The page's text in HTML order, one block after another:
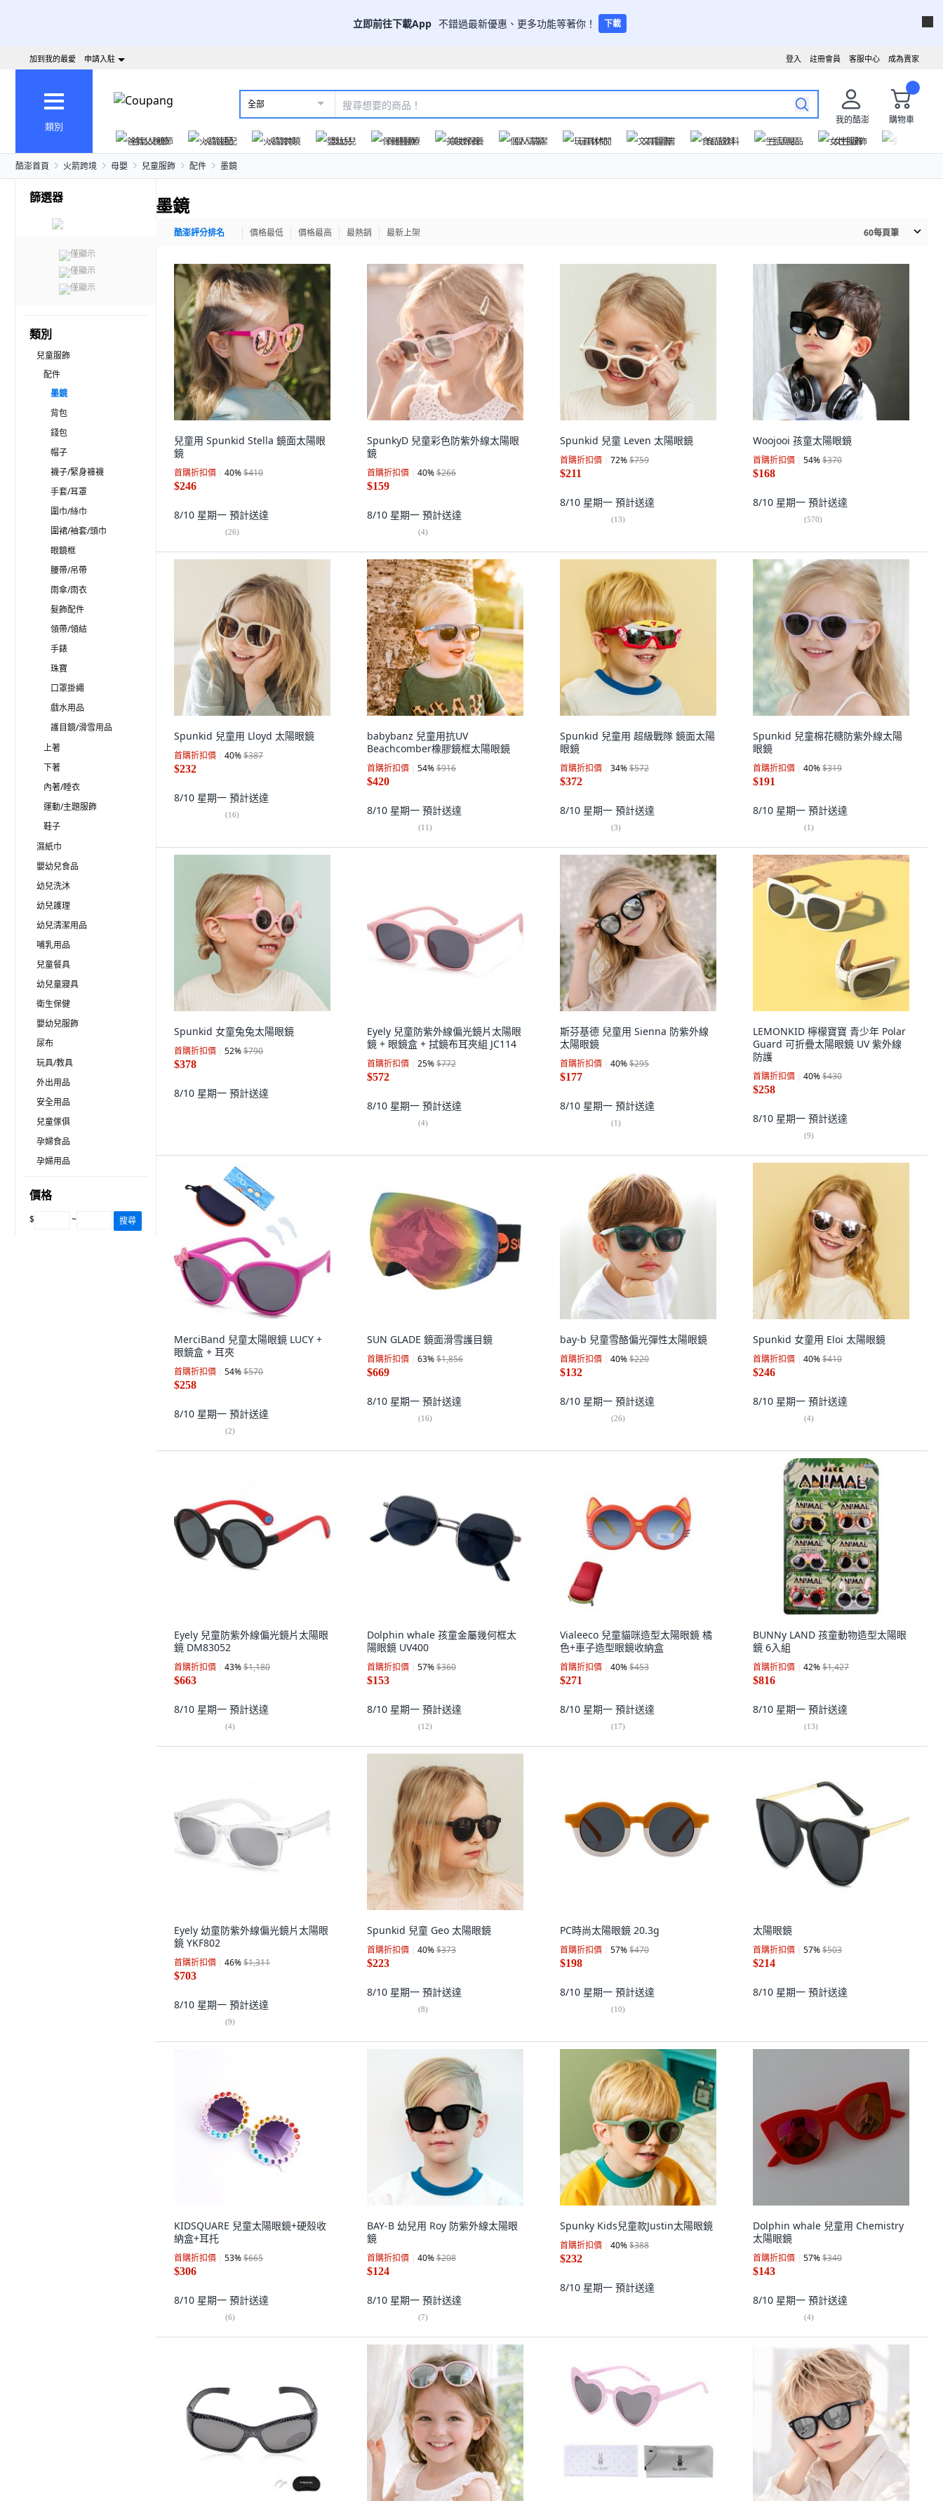
立即前往下載App 不錯過最新優惠、更多功能等著你！ 下載
成為賣家
客服中心
註冊會員
登入
加到我的最愛 申請入駐
類別
全部
我的酷澎
購物車
爸氣父親節
火箭速配 火箭跨境 嬰幼兒 保健醫療 美妝保養 個人清潔 玩具休閒 文具圖書 食品飲料 生活用品 女性服飾
酷澎首頁 火箭跨境 母嬰 兒童服飾 配件 墨鏡
篩選器
僅顯示
僅顯示
僅顯示
類別
兒童服飾
配件
墨鏡
背包
錢包
帽子
襪子/緊身褲襪
手套/耳罩
圍巾/絲巾
圍裙/袖套/頭巾
眼鏡框
腰帶/吊帶
雨傘/雨衣
髮飾配件
領帶/領結
手錶
珠寶
口罩掛繩
戲水用品
護目鏡/滑雪用品
上著
下著
內著/睡衣
運動/主題服飾
鞋子
濕紙巾
嬰幼兒食品
幼兒洗沐
幼兒護理
幼兒清潔用品
哺乳用品
兒童餐具
幼兒童寢具
衛生保健
嬰幼兒服飾
尿布
玩具/教具
外出用品
安全用品
兒童傢俱
孕婦食品
孕婦用品
價格
$ ~ 搜尋
墨鏡
酷澎評分排名 價格最低 價格最高 最熱銷 最新上架 60每頁筆
兒童用 Spunkid Stella 鏡面太陽眼
鏡
首購折扣價 40%$410
$246
8/10 星期一 預計送達
(26)
SpunkyD 兒童彩色防紫外線太陽眼
鏡
首購折扣價 40%$266
$159
8/10 星期一 預計送達
(4)
Spunkid 兒童 Leven 太陽眼鏡
首購折扣價 72%$759
$211
8/10 星期一 預計送達
(13)
Woojooi 孩童太陽眼鏡
首購折扣價 54%$370
$168
8/10 星期一 預計送達
(570)
Spunkid 兒童用 Lloyd 太陽眼鏡
首購折扣價 40%$387
$232
8/10 星期一 預計送達
(16)
babybanz 兒童用抗UV
Beachcomber橡膠鏡框太陽眼鏡
首購折扣價 54%$916
$420
8/10 星期一 預計送達
(11)
Spunkid 兒童用 超級戰隊 鏡面太陽
眼鏡
首購折扣價 34%$572
$372
8/10 星期一 預計送達
(3)
Spunkid 兒童棉花糖防紫外線太陽
眼鏡
首購折扣價 40%$319
$191
8/10 星期一 預計送達
(1)
Spunkid 女童兔兔太陽眼鏡
首購折扣價 52%$790
$378
8/10 星期一 預計送達
Eyely 兒童防紫外線偏光鏡片太陽眼
鏡 + 眼鏡盒 + 拭鏡布耳夾組 JC114
首購折扣價 25%$772
$572
8/10 星期一 預計送達
(4)
斯芬基德 兒童用 Sienna 防紫外線
太陽眼鏡
首購折扣價 40%$295
$177
8/10 星期一 預計送達
(1)
LEMONKID 檸檬寶寶 青少年 Polar
Guard 可折疊太陽眼鏡 UV 紫外線
防護
首購折扣價 40%$430
$258
8/10 星期一 預計送達
(9)
MerciBand 兒童太陽眼鏡 LUCY +
眼鏡盒 + 耳夾
首購折扣價 54%$570
$258
8/10 星期一 預計送達
(2)
SUN GLADE 鏡面滑雪護目鏡
首購折扣價 63%$1,856
$669
8/10 星期一 預計送達
(16)
bay-b 兒童雪酪偏光彈性太陽眼鏡
首購折扣價 40%$220
$132
8/10 星期一 預計送達
(26)
Spunkid 女童用 Eloi 太陽眼鏡
首購折扣價 40%$410
$246
8/10 星期一 預計送達
(4)
Eyely 兒童防紫外線偏光鏡片太陽眼
鏡 DM83052
首購折扣價 43%$1,180
$663
8/10 星期一 預計送達
(4)
Dolphin whale 孩童金屬幾何框太
陽眼鏡 UV400
首購折扣價 57%$360
$153
8/10 星期一 預計送達
(12)
Vialeeco 兒童貓咪造型太陽眼鏡 橘
色+車子造型眼鏡收納盒
首購折扣價 40%$453
$271
8/10 星期一 預計送達
(17)
BUNNy LAND 孩童動物造型太陽眼
鏡 6入組
首購折扣價 42%$1,427
$816
8/10 星期一 預計送達
(13)
Eyely 幼童防紫外線偏光鏡片太陽眼
鏡 YKF802
首購折扣價 46%$1,311
$703
8/10 星期一 預計送達
(9)
Spunkid 兒童 Geo 太陽眼鏡
首購折扣價 40%$373
$223
8/10 星期一 預計送達
(8)
PC時尚太陽眼鏡 20.3g
首購折扣價 57%$470
$198
8/10 星期一 預計送達
(10)
太陽眼鏡
首購折扣價 57%$503
$214
8/10 星期一 預計送達
KIDSQUARE 兒童太陽眼鏡+硬殼收
納盒+耳托
首購折扣價 53%$665
$306
8/10 星期一 預計送達
(6)
BAY-B 幼兒用 Roy 防紫外線太陽眼
鏡
首購折扣價 40%$208
$124
8/10 星期一 預計送達
(7)
Spunky Kids兒童款Justin太陽眼鏡
首購折扣價 40%$388
$232
8/10 星期一 預計送達
Dolphin whale 兒童用 Chemistry
太陽眼鏡
首購折扣價 57%$340
$143
8/10 星期一 預計送達
(4)